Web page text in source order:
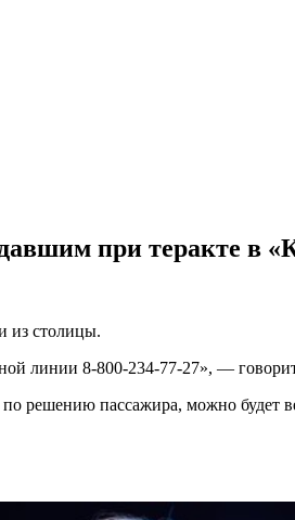
при теракте в
из столицы.
линии 8-800-234-77-27», —
решению пассажира, можно будет